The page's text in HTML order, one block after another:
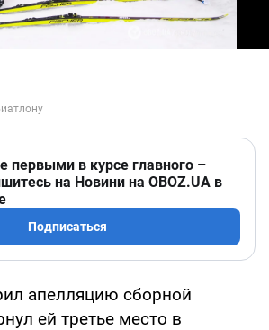
первыми в курсе главного –
на Новини на OBOZ.UA в
Подписаться
апелляцию сборной
ей третье место в